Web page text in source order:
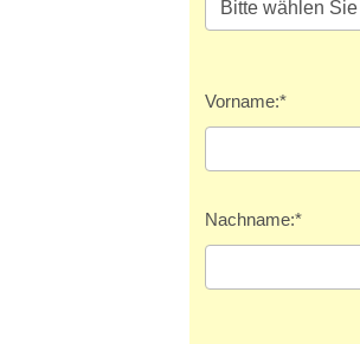
Vorname:*
Nachname:*